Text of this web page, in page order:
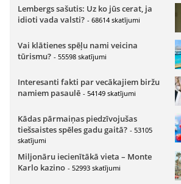
Lembergs sašutis: Uz ko jūs cerat, ja
idioti vada valsti? - 68614 skatījumi
Vai klātienes spēļu nami veicina
tūrismu? - 55598 skatījumi
Interesanti fakti par vecākajiem biržu
namiem pasaulē - 54149 skatījumi
Kādas pārmaiņas piedzīvojušas
tiešsaistes spēles gadu gaitā? - 53105
skatījumi
Miljonāru iecienītākā vieta – Monte
Karlo kazino - 52993 skatījumi